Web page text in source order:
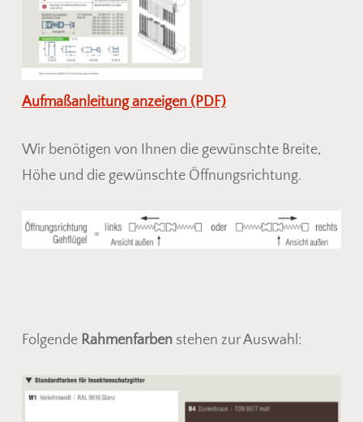
Aufmaßanleitung anzeigen (PDF)
Wir benötigen von Ihnen die gewünschte Breite,
Höhe und die gewünschte Öffnungsrichtung.
Folgende Rahmenfarbenstehen zur Auswahl: